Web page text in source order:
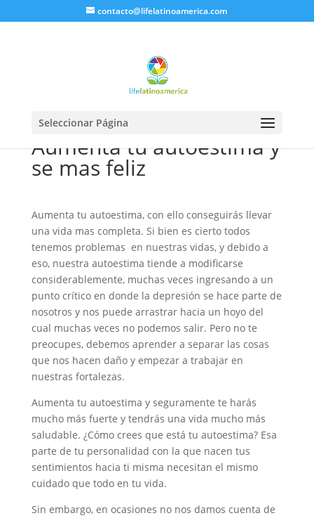
contacto@lifelatinoamerica.com
Seleccionar Página
Aumenta tu autoestima y
se mas feliz
Aumenta tu autoestima, con ello conseguirás llevar
una vida mas completa. Si bien es cierto todos
tenemos problemas en nuestras vidas, y debido a
eso, nuestra autoestima tiende a modificarse
considerablemente, muchas veces ingresando a un
punto crítico en donde la depresión se hace parte de
nosotros y nos puede arrastrar hacia un hoyo del
cual muchas veces no podemos salir. Pero no te
preocupes, debemos aprender a separar las cosas
que nos hacen daño y empezar a trabajar en
nuestras fortalezas.
Aumenta tu autoestima y seguramente te harás
mucho más fuerte y tendrás una vida mucho más
saludable. ¿Cómo crees que está tu autoestima? Esa
parte de tu personalidad con la que nacen tus
sentimientos hacia ti misma necesitan el mismo
cuidado que todo en tu vida.
Sin embargo, en ocasiones no nos damos cuenta de